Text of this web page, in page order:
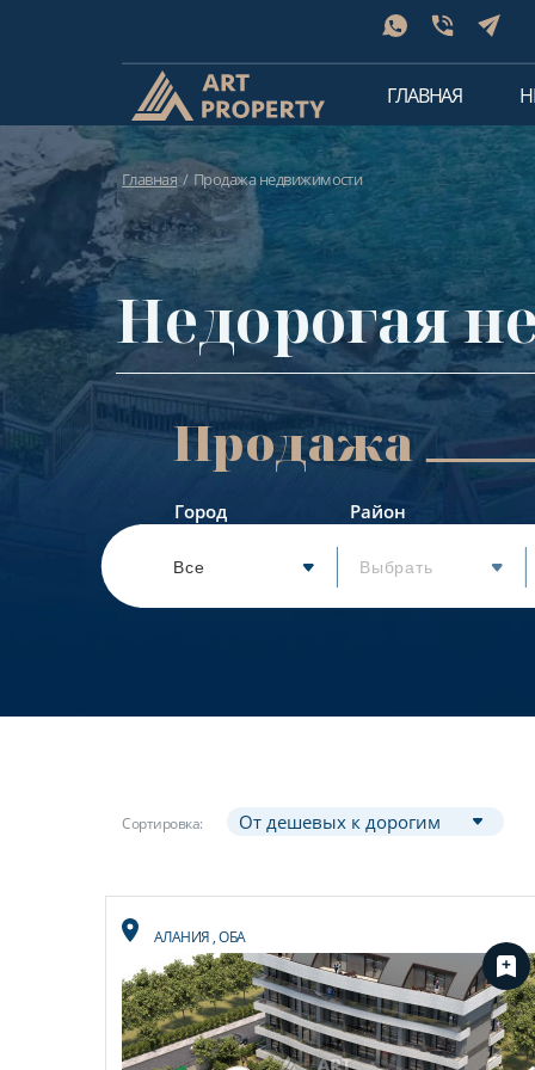
ГЛАВНАЯ
Главная Продажа недвижимости
Недорогая
Продажа
Город
Все
Район
Выбрать
Сортировка:
АЛАНИЯ,ОБА